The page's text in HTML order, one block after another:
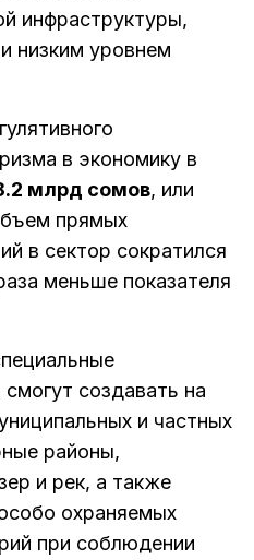
инфраструктуры,
низким уровнем
в экономику в
млрд сомов, или
прямых
в сектор сократился
меньше показателя
создавать на
и частных
районы,
и рек, а также
охраняемых
при соблюдении